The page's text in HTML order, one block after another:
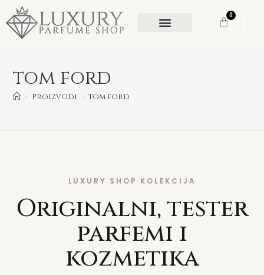
0
tom ford
> Proizvodi > tom ford
LUXURY SHOP KOLEKCIJA
Originalni, tester
parfemi i
kozmetika